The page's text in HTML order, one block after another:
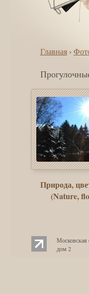
Главная›
Природа,
(Nature,
Московская
дом 2